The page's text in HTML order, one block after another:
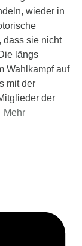
wieder in
dass sie nicht
längs
Wahlkampf auf
mit der
der
Mehr